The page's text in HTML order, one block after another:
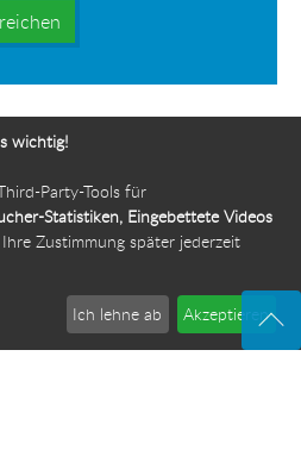
des Freistaats Thüringen
wichtig!
Party-Tools für
Statistiken, Eingebettete Videos
Zustimmung später jederzeit
Ich lehne ab Akzeptieren